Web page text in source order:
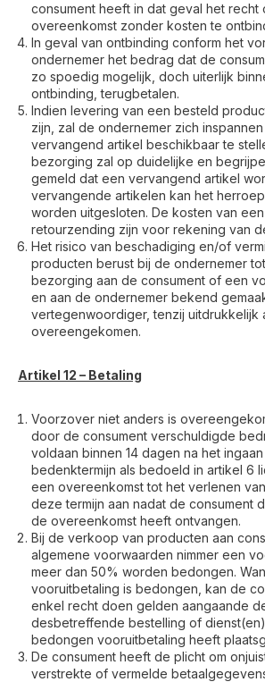
consument heeft in dat geval het recht
overeenkomst zonder kosten te
In geval van ontbinding conform het
ondernemer het bedrag dat de
zo spoedig mogelijk, doch uiterlijk
ontbinding, terugbetalen.
Indien levering van een besteld
zijn, zal de ondernemer zich
vervangend artikel beschikbaar te
bezorging zal op duidelijke en
gemeld dat een vervangend artikel
vervangende artikelen kan het
worden uitgesloten. De kosten van
retourzending zijn voor rekening van
Het risico van beschadiging en/of
producten berust bij de ondernemer
bezorging aan de consument of een
en aan de ondernemer bekend
vertegenwoordiger, tenzij uitdrukkelijk
overeengekomen.
Artikel 12 – Betaling
Voorzover niet anders is
door de consument verschuldigde
voldaan binnen 14 dagen na het
bedenktermijn als bedoeld in artikel 6
een overeenkomst tot het verlenen
deze termijn aan nadat de consument
de overeenkomst heeft ontvangen.
Bij de verkoop van producten aan
algemene voorwaarden nimmer een
meer dan 50% worden bedongen.
vooruitbetaling is bedongen, kan de
enkel recht doen gelden aangaande
desbetreffende bestelling of
bedongen vooruitbetaling heeft
De consument heeft de plicht om
verstrekte of vermelde